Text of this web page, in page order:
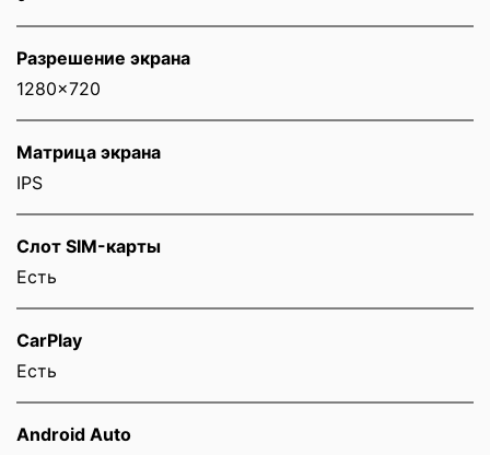
Разрешение экрана
1280x720
Матрица экрана
IPS
Слот SIM-карты
Eсть
CarPlay
Есть
Android Auto